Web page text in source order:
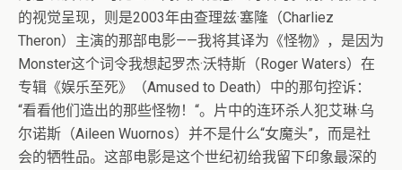
的视觉呈现，则是2003年由查理兹·塞隆（Charliez
Theron）主演的那部电影——我将其译为《怪物》，是因为
Monster这个词令我想起罗杰·沃特斯（Roger Waters）在
专辑《娱乐至死》（Amused to Death）中的那句控诉：
“看看他们造出的那些怪物！“。片中的连环杀人犯艾琳·乌
尔诺斯（Aileen Wuornos）并不是什么“女魔头”，而是社
会的牺牲品。这部电影是这个世纪初给我留下印象最深的